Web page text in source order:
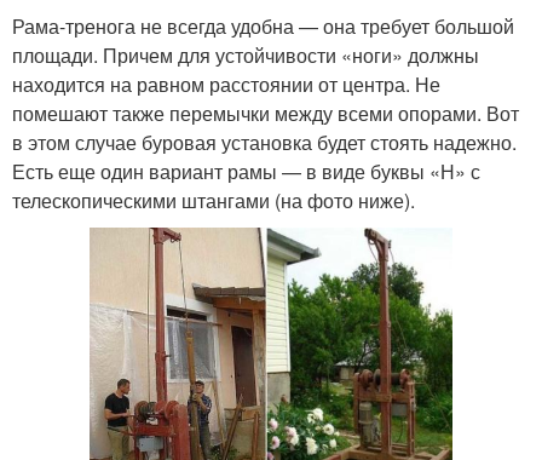
Рама-тренога не всегда удобна — она требует большой
площади. Причем для устойчивости «ноги» должны
находится на равном расстоянии от центра. Не
помешают также перемычки между всеми опорами. Вот
в этом случае буровая установка будет стоять надежно.
Есть еще один вариант рамы — в виде буквы «Н» с
телескопическими штангами (на фото ниже).